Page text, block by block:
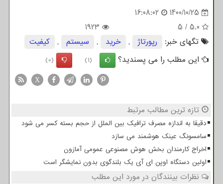
1400/10/25
16:08:02
5.0
/
5
1923
تگهای خبر:
رپورتاژ , خرید , سیستم ,
كیفیت
این مطلب را می پسندید؟
(1)
(0)
X
تازه ترین مطالب مرتبط
دقیقا به اندازه مصرف ترافیک بین الملل از حجم بسته کسر می شود
سامسونگ عینک هوشمند می سازد
اخراج کارمندان بخش هوش مصنوعی عمومی آمازون
اولین دستگاه اوپن ای آی یک بلندگوی بدون نمایشگر است
نظرات بینندگان در مورد این مطلب